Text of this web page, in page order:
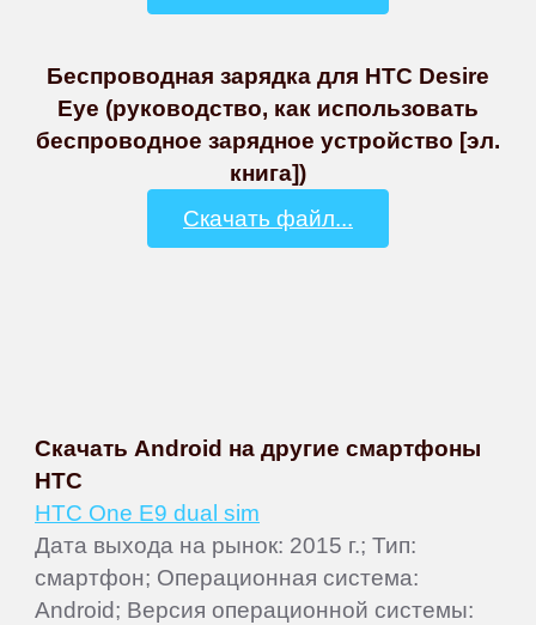
Беспроводная зарядка для HTC Desire
Eye (руководство, как использовать
беспроводное зарядное устройство [эл.
книга])
Скачать файл...
Скачать Android на другие смартфоны
HTC
HTC One E9 dual sim
Дата выхода на рынок: 2015 г.; Тип:
смартфон; Операционная система:
Android; Версия операционной системы: